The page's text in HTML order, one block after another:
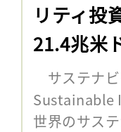
リティ投
21.4兆米
サステナ
Sustainable
世界のサス